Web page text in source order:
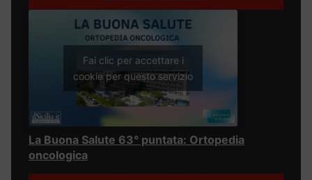
Fai clic per accettare i
cookie per questo servizio
La Buona Salute 63° puntata: Ortopedia
oncologica